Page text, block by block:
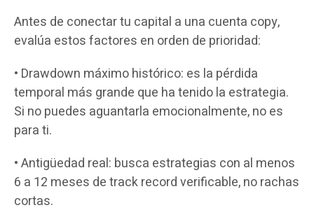
Antes de conectar tu capital a una cuenta copy,
evalúa estos factores en orden de prioridad:
• Drawdown máximo histórico: es la pérdida
temporal más grande que ha tenido la estrategia.
Si no puedes aguantarla emocionalmente, no es
para ti.
• Antigüedad real: busca estrategias con al menos
6 a 12 meses de track record verificable, no rachas
cortas.